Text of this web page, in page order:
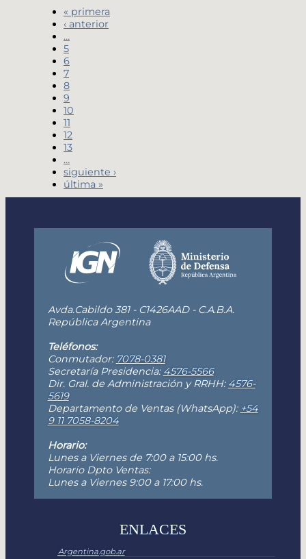
« primera
‹ anterior
…
5
6
7
8
9
10
11
12
13
…
siguiente ›
última »
Avda.Cabildo 381 - C1426AAD - C.A.B.A.
República Argentina
Teléfonos:
Conmutador: 7078-0381
Secretaría Presidencia: 4576-5566
Dir. Gral. de Administración y RRHH: 4576-
5619
Departamento de Ventas (WhatsApp): +54
9 11 7058-8204
Horario:
Lunes a Viernes de 7:00 a 15:00 hs.
Horario Dpto Ventas:
Lunes a Viernes 9:00 a 17:00 hs.
ENLACES
Argentina.gob.ar